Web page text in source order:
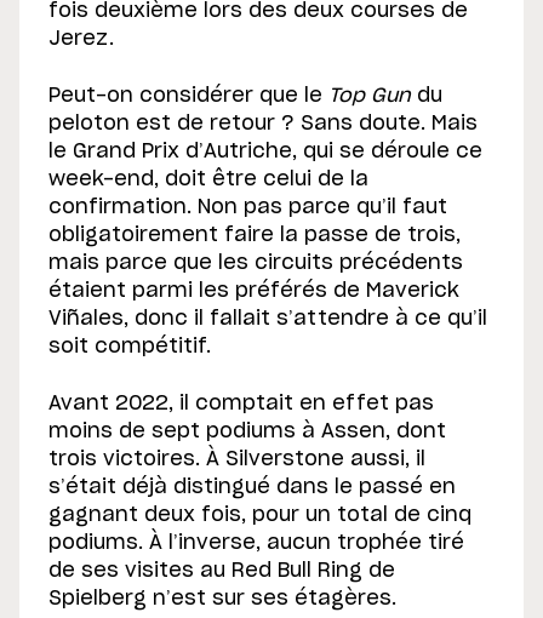
fois deuxième lors des deux courses de
Jerez.
Peut-on considérer que le Top Gundu
peloton est de retour ? Sans doute. Mais
le Grand Prix d’Autriche, qui se déroule ce
week-end, doit être celui de la
confirmation. Non pas parce qu’il faut
obligatoirement faire la passe de trois,
mais parce que les circuits précédents
étaient parmi les préférés de Maverick
Viñales, donc il fallait s’attendre à ce qu’il
soit compétitif.
Avant 2022, il comptait en effet pas
moins de sept podiums à Assen, dont
trois victoires. À Silverstone aussi, il
s’était déjà distingué dans le passé en
gagnant deux fois, pour un total de cinq
podiums. À l’inverse, aucun trophée tiré
de ses visites au Red Bull Ring de
Spielberg n’est sur ses étagères.